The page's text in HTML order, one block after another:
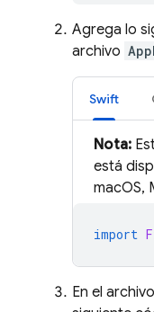
Agrega lo
archivo
Swift
Nota:
está
macOS,
import
En el archivo